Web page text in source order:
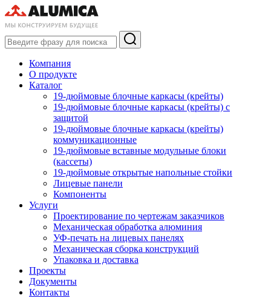
Компания
О продукте
Каталог
19-дюймовые блочные каркасы (крейты)
19-дюймовые блочные каркасы (крейты) с
защитой
19-дюймовые блочные каркасы (крейты)
коммуникационные
19-дюймовые вставные модульные блоки
(кассеты)
19-дюймовые открытые напольные стойки
Лицевые панели
Компоненты
Услуги
Проектирование по чертежам заказчиков
Механическая обработка алюминия
УФ-печать на лицевых панелях
Механическая сборка конструкций
Упаковка и доставка
Проекты
Документы
Контакты